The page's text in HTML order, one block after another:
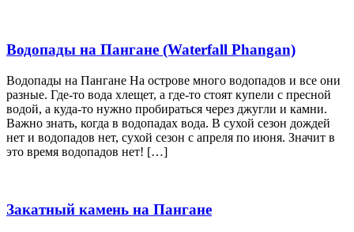
Водопады на Пангане (Waterfall Phangan)
Водопады на Пангане На острове много водопадов и все они
разные. Где-то вода хлещет, а где-то стоят купели с пресной
водой, а куда-то нужно пробираться через джугли и камни.
Важно знать, когда в водопадах вода. В сухой сезон дождей
нет и водопадов нет, сухой сезон с апреля по июня. Значит в
это время водопадов нет! […]
Закатный камень на Пангане